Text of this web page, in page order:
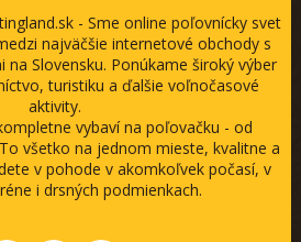
- Sme online poľovnícky svet
najväčšie internetové obchody s
Slovensku. Ponúkame široký výber
turistiku a ďalšie voľnočasové
aktivity.
vybaví na poľovačku - od
všetko na jednom mieste, kvalitne a
v pohode v akomkoľvek počasí, v
i drsných podmienkach.